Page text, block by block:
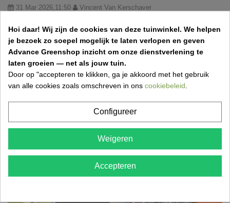
31 Mar 2026,11:50 Vincent Van Kerschaver
Een frisse lentemaand betekent werk in de tuin! Ontdek
wat je in april zeker moet doen om je tuin gezond,...
Grasmatten aanleggen: stap-voor-stap gids
voor een perfect gazon
Wil je snel een mooi, groen gazon? Ontdek hoe je
voorbereiding,...
Hoi daar! Wij zijn de cookies van deze tuinwinkel. We helpen
je bezoek zo soepel mogelijk te laten verlopen en geven
Advance Greenshop inzicht om onze dienstverlening te
laten groeien — net als jouw tuin.
Door op "accepteren te klikken, ga je akkoord met het gebruik
van alle cookies zoals omschreven in ons cookiebeleid
Configureer
Weigeren
Accepteren